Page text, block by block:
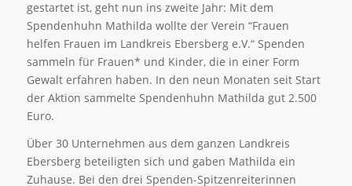
gestartet ist, geht nun ins zweite Jahr: Mit dem
Spendenhuhn Mathilda wollte der Verein “Frauen
helfen Frauen im Landkreis Ebersberg e.V.“ Spenden
sammeln für Frauen* und Kinder, die in einer Form
Gewalt erfahren haben. In den neun Monaten seit Start
der Aktion sammelte Spendenhuhn Mathilda gut 2.500
Euro.
Über 30 Unternehmen aus dem ganzen Landkreis
Ebersberg beteiligten sich und gaben Mathilda ein
Zuhause. Bei den drei Spenden-Spitzenreiterinnen